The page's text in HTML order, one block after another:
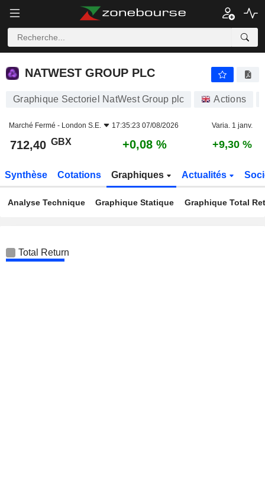
NATWEST GROUP PLC
NATWEST GROUP PLC
Graphique Sectoriel NatWest Group plc Actions
Marché Fermé - London S.E. 17:35:23 07/08/2026 Varia. 1 janv.
712,40 GBX +0,08 % +9,30 %
Synthèse Cotations Graphiques Actualités
Analyse Technique Graphique Statique Graphique Total
Total Return